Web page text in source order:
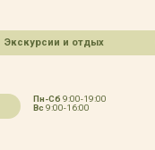
Экскурсии и отдых
Пн-Сб 9:00-19:00
Вс 9:00-16:00